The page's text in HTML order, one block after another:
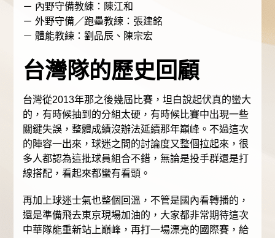
－ 內野守備教練：陳江和
－ 外野守備／跑壘教練：張建銘
－ 體能教練：劉品辰、陳宗宏
台灣隊的歷史回顧
台灣從2013年那之後幾屆比賽，坦白說起伏真的蠻大
的，有時候抽到的分組太硬，有時候比賽中出現一些
關鍵失誤，整體成績沒辦法延續那年巔峰。不過這次
的陣容一出來，球迷之間的討論度又整個拉起來，很
多人都認為這批球員組合不錯，無論是投手群還是打
線搭配，看起來都蠻有看頭。
再加上球迷士氣也整個回溫，不管是國內看轉播的，
還是準備飛去東京現場加油的，大家都非常期待這次
中華隊能重新站上巔峰，再打一場漂亮的國際賽，給